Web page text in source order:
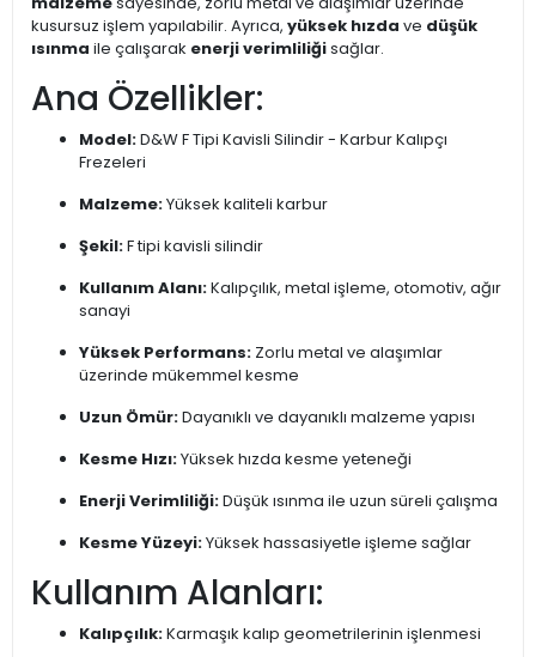
kusursuz işlem yapılabilir. Ayrıca, yüksek hızda ve düşük
ısınma ile çalışarak enerji verimliliğisağlar.
Ana Özellikler:
Model:D&W F Tipi Kavisli Silindir - Karbur Kalıpçı
Frezeleri
Malzeme:Yüksek kaliteli karbur
Şekil:F tipi kavisli silindir
Kullanım Alanı:Kalıpçılık, metal işleme, otomotiv, ağır
sanayi
Yüksek Performans: Zorlu metal ve alaşımlar
üzerinde mükemmel kesme
Uzun Ömür:Dayanıklı ve dayanıklı malzeme yapısı
Kesme Hızı:Yüksek hızda kesme yeteneği
Enerji Verimliliği:Düşük ısınma ile uzun süreli çalışma
Kesme Yüzeyi:Yüksek hassasiyetle işleme sağlar
Kullanım Alanları:
Kalıpçılık:Karmaşık kalıp geometrilerinin işlenmesi